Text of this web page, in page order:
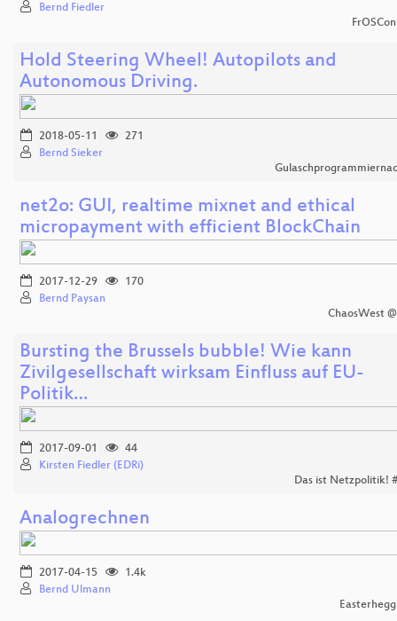
Bernd Fiedler
Hold Steering Wheel! Autopilots and
Autonomous Driving.
2018-05-11
271
Bernd Sieker
net2o: GUI, realtime mixnet and ethical
micropayment with efficient BlockChain
2017-12-29
170
Bernd Paysan
ChaosWest
Bursting the Brussels bubble! Wie kann
Zivilgesellschaft wirksam Einfluss auf EU-
Politik…
2017-09-01
44
Kirsten Fiedler (EDRi)
Das ist Netzpolitik!
Analogrechnen
2017-04-15
1.4k
Bernd Ulmann